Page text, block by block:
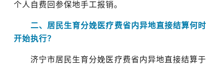
个人自费回参保地手工报销。
二、居民生育分娩医疗费省内异地直接结算何时
开始执行？
济宁市居民生育分娩医疗费省内异地直接结算于